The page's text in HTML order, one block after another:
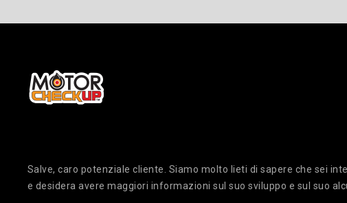
Salve, caro potenziale cliente. Siamo molto lieti di sapere che sei
e desidera avere maggiori informazioni sul suo sviluppo e sul suo